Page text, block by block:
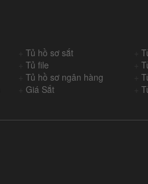
+Tủ hồ sơ sắt
+Tủ file
+Tủ hồ sơ ngân hàng
+Giá Sắt